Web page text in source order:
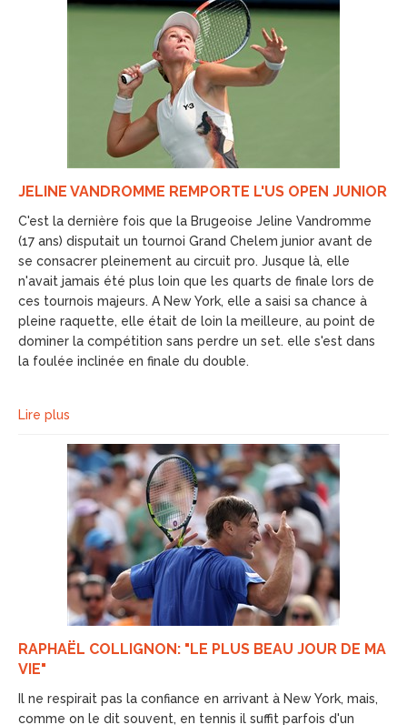
JELINE VANDROMME REMPORTE L'US OPEN JUNIOR
C'est la dernière fois que la Brugeoise Jeline Vandromme
(17 ans) disputait un tournoi Grand Chelem junior avant de
se consacrer pleinement au circuit pro. Jusque là, elle
n'avait jamais été plus loin que les quarts de finale lors de
ces tournois majeurs. A New York, elle a saisi sa chance à
pleine raquette, elle était de loin la meilleure, au point de
dominer la compétition sans perdre un set. elle s'est dans
la foulée inclinée en finale du double.
Lire plus
RAPHAËL COLLIGNON: "LE PLUS BEAU JOUR DE MA
VIE"
Il ne respirait pas la confiance en arrivant à New York, mais,
comme on le dit souvent, en tennis il suffit parfois d'un